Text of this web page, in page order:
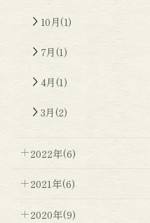
10月(1)
7月(1)
4月(1)
3月(2)
2022年(6)
2021年(6)
2020年(9)